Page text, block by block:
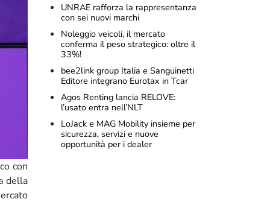
con
della
UNRAE rafforza la rappresentanza
con sei nuovi marchi
Noleggio veicoli, il mercato
conferma il peso strategico: oltre il
33%!
bee2link group Italia e Sanguinetti
Editore integrano Eurotax in Tcar
Agos Renting lancia RELOVE:
l’usato entra nell’NLT
LoJack e MAG Mobility insieme per
sicurezza, servizi e nuove
opportunità per i dealer